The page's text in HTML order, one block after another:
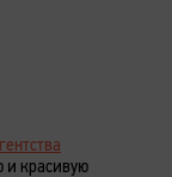
и красивую